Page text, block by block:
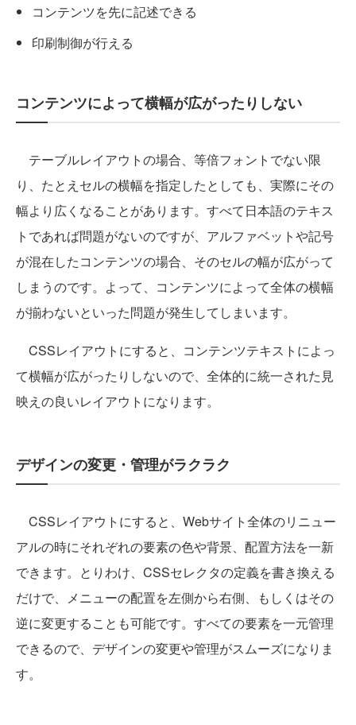
コンテンツを先に記述できる
印刷制御が行える
コンテンツによって横幅が広がったりしない
テーブルレイアウトの場合、等倍フォントでない限
り、たとえセルの横幅を指定したとしても、実際にその
幅より広くなることがあります。すべて日本語のテキス
トであれば問題がないのですが、アルファベットや記号
が混在したコンテンツの場合、そのセルの幅が広がって
しまうのです。よって、コンテンツによって全体の横幅
が揃わないといった問題が発生してしまいます。
CSSレイアウトにすると、コンテンツテキストによっ
て横幅が広がったりしないので、全体的に統一された見
映えの良いレイアウトになります。
デザインの変更・管理がラクラク
CSSレイアウトにすると、Webサイト全体のリニュー
アルの時にそれぞれの要素の色や背景、配置方法を一新
できます。とりわけ、CSSセレクタの定義を書き換える
だけで、メニューの配置を左側から右側、もしくはその
逆に変更することも可能です。すべての要素を一元管理
できるので、デザインの変更や管理がスムーズになりま
す。